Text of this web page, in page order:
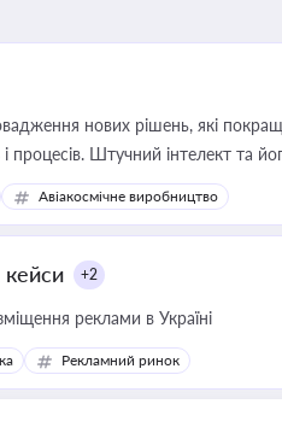
нових рішень, які
процесів. Штучний інтелект та
Авіакосмічне виробництво
+2
реклами в Україні
Рекламний ринок